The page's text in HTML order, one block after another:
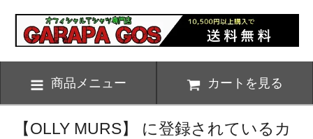
商品メニュー カートを見る
【OLLY MURS】 に登録されているカ